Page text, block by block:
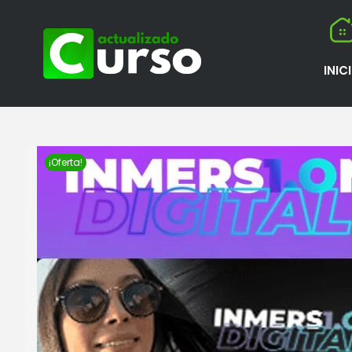
¡Oferta!